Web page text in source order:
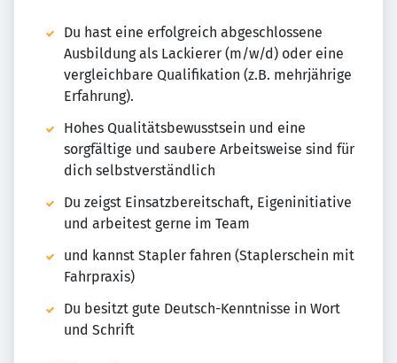
Du hast eine erfolgreich abgeschlossene
Ausbildung als Lackierer (m/w/d) oder eine
vergleichbare Qualifikation (z.B. mehrjährige
Erfahrung).
Hohes Qualitätsbewusstsein und eine
sorgfältige und saubere Arbeitsweise sind für
dich selbstverständlich
Du zeigst Einsatzbereitschaft, Eigeninitiative
und arbeitest gerne im Team
und kannst Stapler fahren (Staplerschein mit
Fahrpraxis)
Du besitzt gute Deutsch-Kenntnisse in Wort
und Schrift